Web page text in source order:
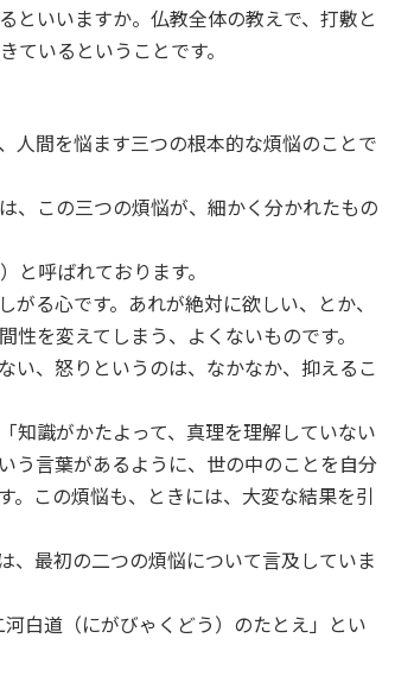
といいますか。仏教全体の教えで、打敷と
ているということです。
人間を悩ます三つの根本的な煩悩のことで
、この三つの煩悩が、細かく分かれたもの
と呼ばれております。
がる心です。あれが絶対に欲しい、とか、
を変えてしまう、よくないものです。
い、怒りというのは、なかなか、抑えるこ
知識がかたよって、真理を理解していない
う言葉があるように、世の中のことを自分
。この煩悩も、ときには、大変な結果を引
、最初の二つの煩悩について言及していま
白道（にがびゃくどう）のたとえ」とい